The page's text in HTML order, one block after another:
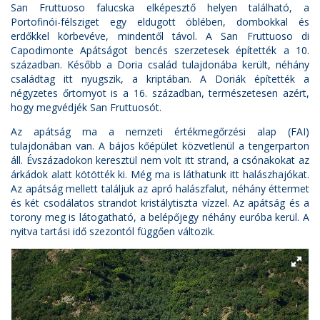
San Fruttuoso falucska elképesztő helyen található, a
Portofinói-félsziget egy eldugott öblében, dombokkal és
erdőkkel körbevéve, mindentől távol. A San Fruttuoso di
Capodimonte Apátságot bencés szerzetesek építették a 10.
században. Később a Doria család tulajdonába került, néhány
családtag itt nyugszik, a kriptában. A Doriák építették a
négyzetes őrtornyot is a 16. században, természetesen azért,
hogy megvédjék San Fruttuosót.
Az apátság ma a nemzeti értékmegőrzési alap (FAI)
tulajdonában van. A bájos kőépület közvetlenül a tengerparton
áll. Évszázadokon keresztül nem volt itt strand, a csónakokat az
árkádok alatt kötötték ki. Még ma is láthatunk itt halászhajókat.
Az apátság mellett találjuk az apró halászfalut, néhány éttermet
és két csodálatos strandot kristálytiszta vízzel. Az apátság és a
torony meg is látogatható, a belépőjegy néhány euróba kerül. A
nyitva tartási idő szezontól függően változik.